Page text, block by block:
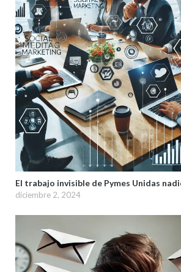
El trabajo invisible de Pymes Unidas
diciembre 2, 2024